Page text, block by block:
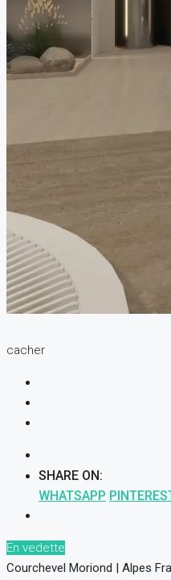
cacher
SHARE ON:
WHATSAPP
En vedette
Courchevel Moriond | Alpes